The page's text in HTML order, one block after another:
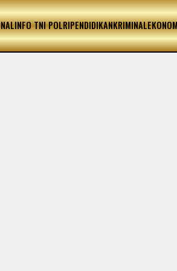
INFO TNI POLRIPENDIDIKANKRIMINAL